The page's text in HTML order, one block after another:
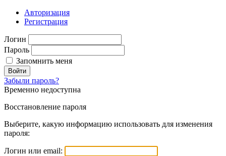
Авторизация
Регистрация
Логин
Пароль
Запомнить меня
Войти
Забыли пароль?
Временно недоступна
Восстановление пароля
Выберите, какую информацию использовать для изменения
пароля:
Логин или email: